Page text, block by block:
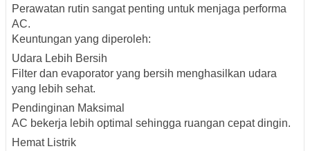
Perawatan rutin sangat penting untuk menjaga performa
AC.
Keuntungan yang diperoleh:
Udara Lebih Bersih
Filter dan evaporator yang bersih menghasilkan udara
yang lebih sehat.
Pendinginan Maksimal
AC bekerja lebih optimal sehingga ruangan cepat dingin.
Hemat Listrik